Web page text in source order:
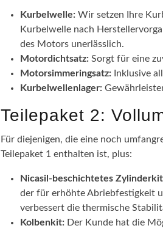
Kurbelwelle: Wir setzen Ihre
Kurbelwelle nach
des Motors unerlässlich.
Motordichtsatz: Sorgt für eine
Motorsimmeringsatz: Inklusive
Kurbelwellenlager:
Teilepaket 2:
Für diejenigen, die eine noch
Teilepaket 1 enthalten ist, plus:
Nicasil-beschichtetes
der für erhöhte Abriebfestigkeit
verbessert die thermische
Kolbenkit: Der Kunde hat die